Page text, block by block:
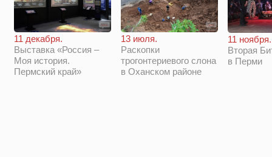
11 декабря.
Выставка «Россия –
Моя история.
Пермский край»
13 июля.
Раскопки
трогонтериевого слона
в Оханском районе
11 ноября.
Вторая
в Перми